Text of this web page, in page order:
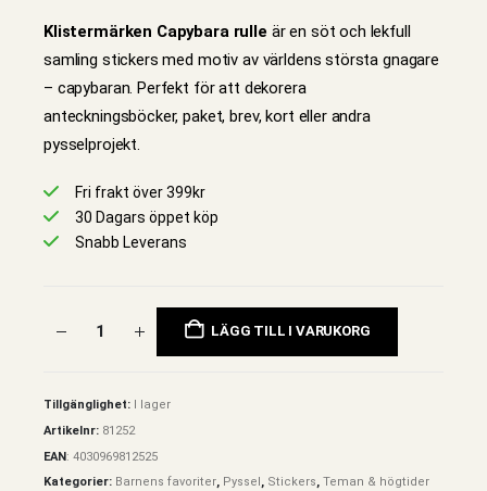
Klistermärken Capybara rulle är en söt och lekfull
samling stickers med motiv av världens största gnagare
– capybaran. Perfekt för att dekorera
anteckningsböcker, paket, brev, kort eller andra
pysselprojekt.
Fri frakt över 399kr
30 Dagars öppet köp
Snabb Leverans
LÄGG TILL I VARUKORG
Tillgänglighet:
I lager
Artikelnr: 81252
EAN: 4030969812525
Kategorier: Barnens favoriter, Pyssel , Stickers, Teman & högtider